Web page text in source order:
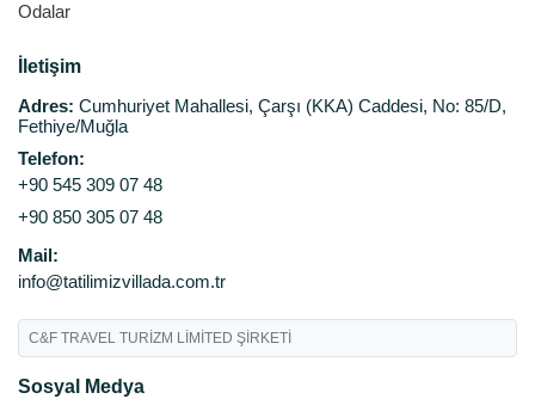
Odalar
İletişim
Adres: Cumhuriyet Mahallesi, Çarşı (KKA) Caddesi, No: 85/D,
Fethiye/Muğla
Telefon:
+90 545 309 07 48
+90 850 305 07 48
Mail:
info@tatilimizvillada.com.tr
C&F TRAVEL TURİZM LİMİTED ŞİRKETİ
Sosyal Medya